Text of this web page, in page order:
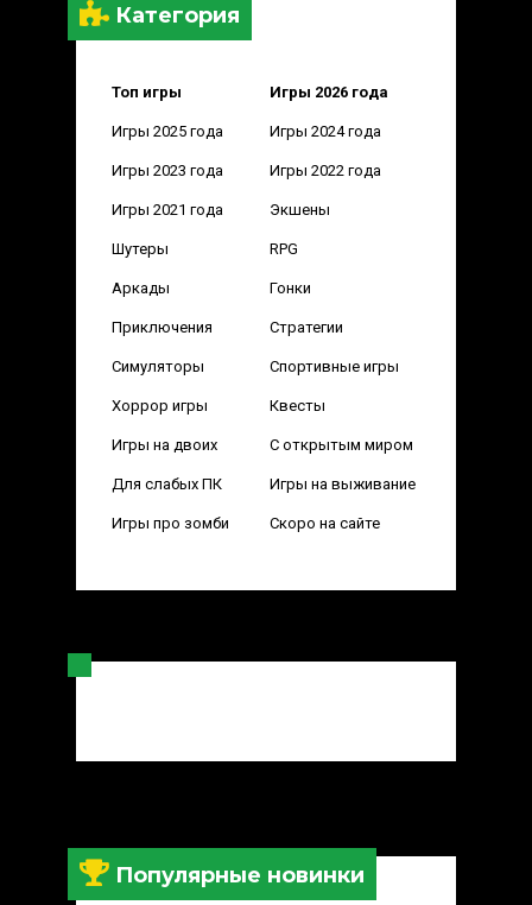
Категория
Топ игры Игры 2026 года
Игры 2025 года Игры 2024 года
Игры 2023 года Игры 2022 года
Игры 2021 года Экшены
Шутеры RPG
Аркады Гонки
Приключения Стратегии
Симуляторы Спортивные игры
Хоррор игры Квесты
Игры на двоих С открытым миром
Для слабых ПК Игры на выживание
Игры про зомби Скоро на сайте
Популярные новинки